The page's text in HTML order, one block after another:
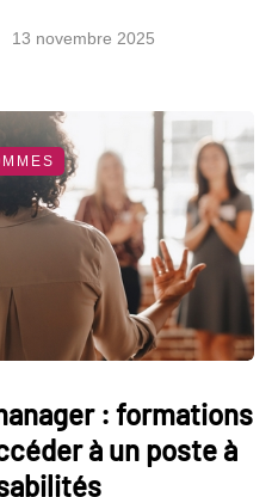
13 novembre 2025
: formations
à un poste à